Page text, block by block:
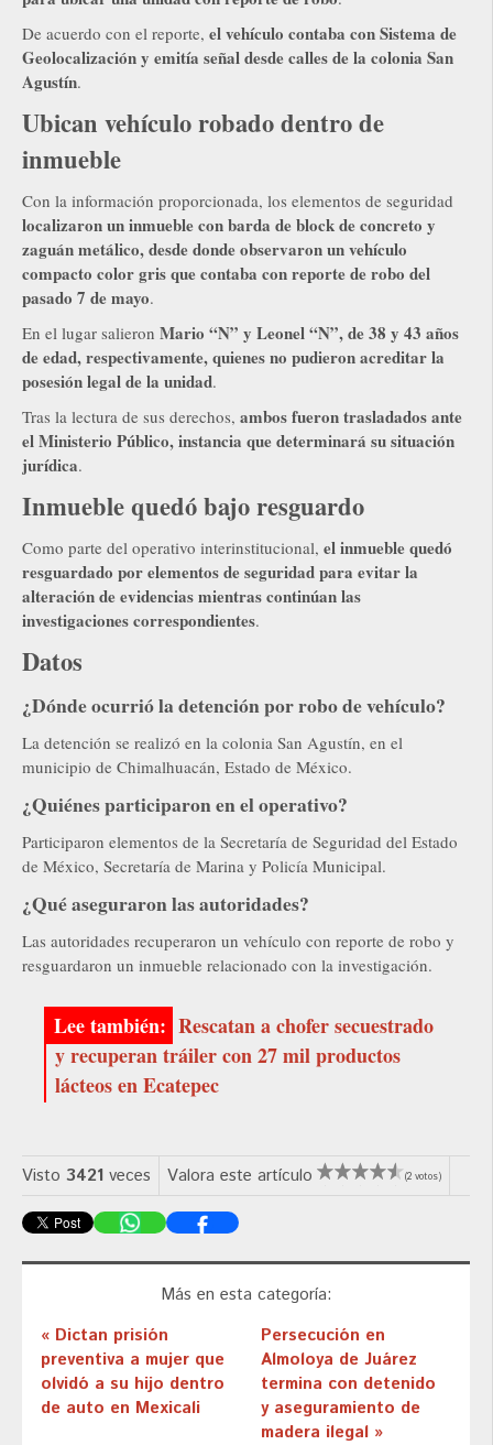
De acuerdo con el reporte, el vehículo contaba con Sistema de
Geolocalización y emitía señal desde calles de la colonia San
Agustín.
Ubican vehículo robado dentro de
inmueble
Con la información proporcionada, los elementos de seguridad
localizaron un inmueble con barda de block de concreto y
zaguán metálico, desde donde observaron un vehículo
compacto color gris que contaba con reporte de robo del
pasado 7 de mayo.
En el lugar salieron Mario “N” y Leonel “N”, de 38 y 43 años
de edad, respectivamente, quienes no pudieron acreditar la
posesión legal de la unidad.
Tras la lectura de sus derechos, ambos fueron trasladados ante
el Ministerio Público, instancia que determinará su situación
jurídica.
Inmueble quedó bajo resguardo
Como parte del operativo interinstitucional, el inmueble quedó
resguardado por elementos de seguridad para evitar la
alteración de evidencias mientras continúan las
investigaciones correspondientes.
Datos
¿Dónde ocurrió la detención por robo de vehículo?
La detención se realizó en la colonia San Agustín, en el
municipio de Chimalhuacán, Estado de México.
¿Quiénes participaron en el operativo?
Participaron elementos de la Secretaría de Seguridad del Estado
de México, Secretaría de Marina y Policía Municipal.
¿Qué aseguraron las autoridades?
Las autoridades recuperaron un vehículo con reporte de robo y
resguardaron un inmueble relacionado con la investigación.
Rescatan a chofer secuestrado
y recuperan tráiler con 27 mil productos
lácteos en Ecatepec
Visto 3421 veces Valora este artículo (2 votos)
Más en esta categoría:
« Dictan prisión
preventiva a mujer que
olvidó a su hijo dentro
de auto en Mexicali
Persecución en
Almoloya de Juárez
termina con detenido
y aseguramiento de
madera ilegal »